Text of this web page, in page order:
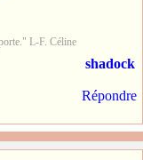
L-F. Céline
shadock
Répondre